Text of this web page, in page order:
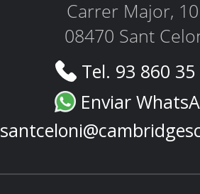
Carrer Major,
08470 Sant
Tel. 93 860
Enviar